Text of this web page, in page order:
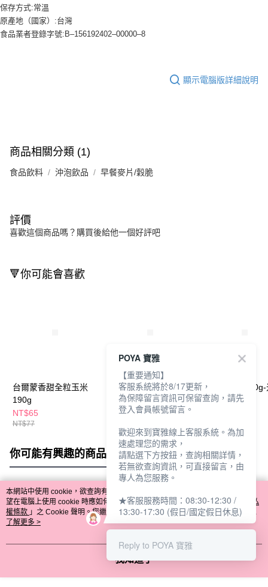
保存方式:常溫
原產地（國家）:台灣
食品業者登錄字號:B–156192402–00000–8
顯示電腦版詳細說明
商品相關分類 (1)
食品飲料 沖泡飲品 早餐麥片/穀脆
評價
喜歡這個商品嗎？購買後給他一個好評吧
🔻你可能會喜歡
台爾蒙香甜全粒玉米
190g
NT$65
NT$77
上好佳脆片105g-玉米
口味
NT$69
琣伯莉餅乾
你可能有興趣的商品 全站排行
熱門標籤
本網站中使用 cookie，欲查詢有關本網站使用 cookie 方式之詳情，及若您不希
望在電腦上使用 cookie 時應如何變更電腦的 cookie 設定，請參閱本網站「
隱私
權條款 」之 Cookie 聲明。您繼續使用本網站即表示您同意本公司得按本網站使
用條款之 Cookie 聲明使用 cookie。
了解更多 >
我知道了
POYA 寶雅
【重要通知】
客服系統將於8/17更新，
為保障留言資訊可保留查詢，請先
登入會員帳號留言。
歡迎來到寶雅線上客服系統。為加
速處理您的需求，
請點選下方按鈕，查詢相關詳情，
若無欲查詢資訊，可直接留言，由
專人為您服務。
★客服服務時間：08:30-12:30 /
13:30-17:30 (假日/國定假日休息)
Reply to POYA 寶雅